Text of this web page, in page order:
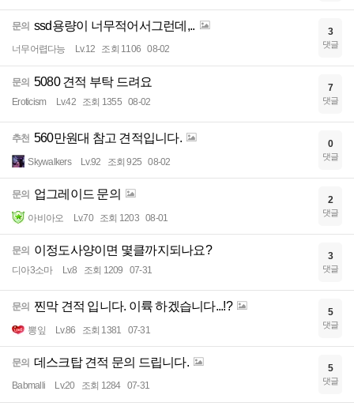
문의 ssd용량이 너무적어서그런데,..
너무어렵다능 Lv.12 조회 1106 08-02
3
댓글
문의 5080 견적 부탁 드려요
Eroticism Lv.42 조회 1355 08-02
7
댓글
추천 560만원대 참고 견적입니다.
Skywalkers Lv.92 조회 925 08-02
0
댓글
문의 업그레이드 문의
아비아오 Lv.70 조회 1203 08-01
2
댓글
문의 이정도사양이면 몇클까지되나요?
디아3소마 Lv.8 조회 1209 07-31
3
댓글
문의 찐막 견적 입니다. 이륙 하겠습니다...!?
뽕잎 Lv.86 조회 1381 07-31
5
댓글
문의 데스크탑 견적 문의 드립니다.
Babmalli Lv.20 조회 1284 07-31
5
댓글